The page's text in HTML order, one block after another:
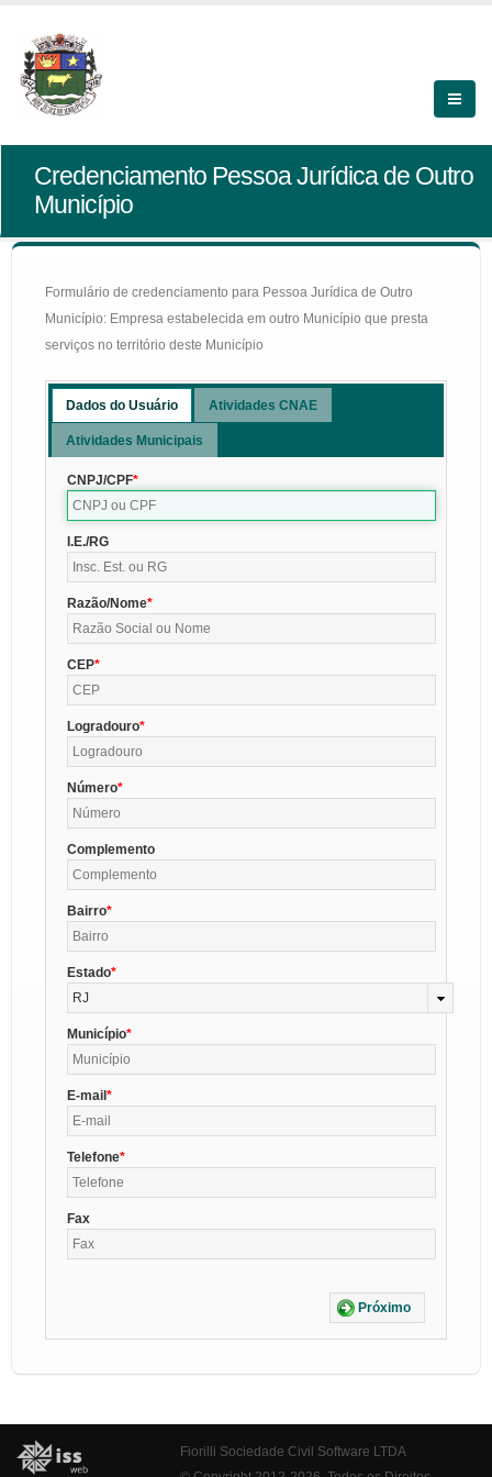
Credenciamento Pessoa Jurídica de Outro
Município
Formulário de credenciamento para Pessoa Jurídica de Outro
Município: Empresa estabelecida em outro Município que presta
serviços no território deste Município
Dados do Usuário Atividades CNAE
Atividades Municipais
CNPJ/CPF
I.E./RG
Razão/Nome
CEP
Logradouro
Número
Complemento
Bairro
Estado
RJ
Município
E-mail
Telefone
Fax
Próximo
Fiorilli Sociedade Civil Software LTDA